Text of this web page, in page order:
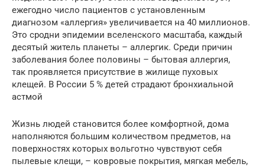
ежегодно число пациентов с установленным
диагнозом «аллергия» увеличивается на 40 миллионов.
Это сродни эпидемии вселенского масштаба, каждый
десятый житель планеты – аллергик. Среди причин
заболевания более половины – бытовая аллергия,
так проявляется присутствие в жилище пуховых
клещей. В России 5 % детей страдают бронхиальной
астмой
Жизнь людей становится более комфортной, дома
наполняются большим количеством предметов, на
поверхностях которых вольготно чувствуют себя
пылевые клещи, – ковровые покрытия, мягкая мебель,